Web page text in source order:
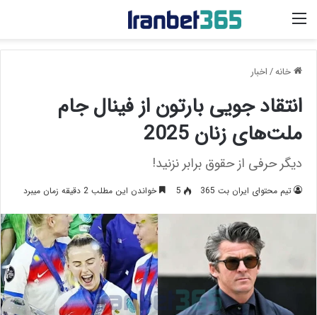
منو
خانه/اخبار
انتقاد جویی بارتون از فینال جام
ملت‌های زنان 2025
دیگر حرفی از حقوق برابر نزنید!
تیم محتوای ایران بت 365 5 خواندن این مطلب 2 دقیقه زمان میبرد